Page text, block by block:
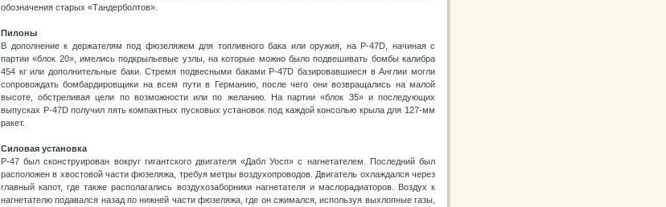
обозначения старых «Тандерболтов».
Пилоны
В дополнение к держателям под фюзеляжем для топливного бака или оружия, на P-47D, начиная с
партии «блок 20», имелись подкрыльевые узлы, на которые можно было подвешивать бомбы калибра
454 кг или дополнительные баки. Стремя подвесными баками P-47D базировавшиеся в Англии могли
сопровождать бомбардировщики на всем пути в Германию, после чего они возвращались на малой
высоте, обстреливая цели по возможности или по желанию. На партии «блок 35» и последующих
выпусках P-47D получил пять компактных пусковых установок под каждой консолью крыла для 127-мм
ракет.
Силовая установка
Р-47 был сконструирован вокруг гигантского двигателя «Дабл Уосп» с нагнетателем. Последний был
расположен в хвостовой части фюзеляжа, требуя метры воздухопроводов. Двигатель охлаждался через
главный капот, где также располагались воздухозаборники нагнетателя и маслорадиаторов. Воздух к
нагнетателю подавался назад по нижней части фюзеляжа, где он сжимался, используя выхлопные газы,